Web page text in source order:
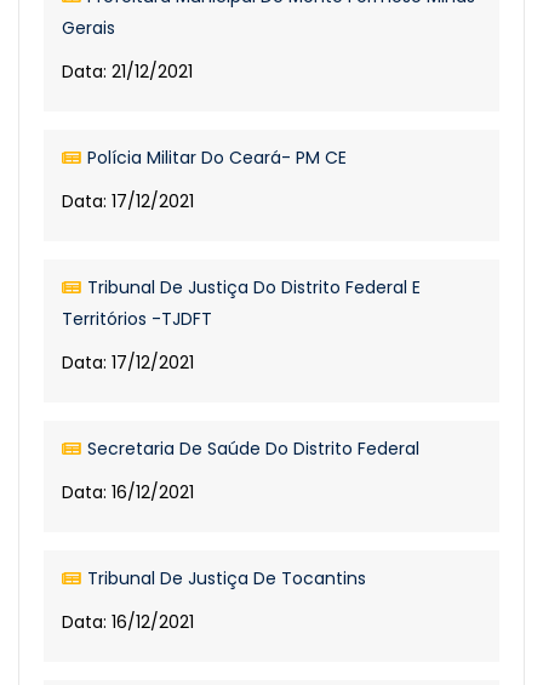
Gerais
Data: 21/12/2021
Polícia Militar Do Ceará- PM CE
Data: 17/12/2021
Tribunal De Justiça Do Distrito Federal E
Territórios -TJDFT
Data: 17/12/2021
Secretaria De Saúde Do Distrito Federal
Data: 16/12/2021
Tribunal De Justiça De Tocantins
Data: 16/12/2021